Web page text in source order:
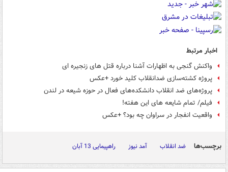
اخبار مرتبط
واکنش گنجی به اظهارات آشنا درباره قتل های زنجیره ای
پروژه کشته‌سازی ضدانقلاب کلید خورد +عکس
پروژه‌های ضد انقلاب دانشکده‌های فعال در حوزه شیعه در لندن
فیلم/ تمام شایعه های این هفته!
واقعیت انفجار در سراوان چه بود؟ +عکس
برچسب‌ها ضد انقلاب آمد نیوز راهپیمایی 13 آبان